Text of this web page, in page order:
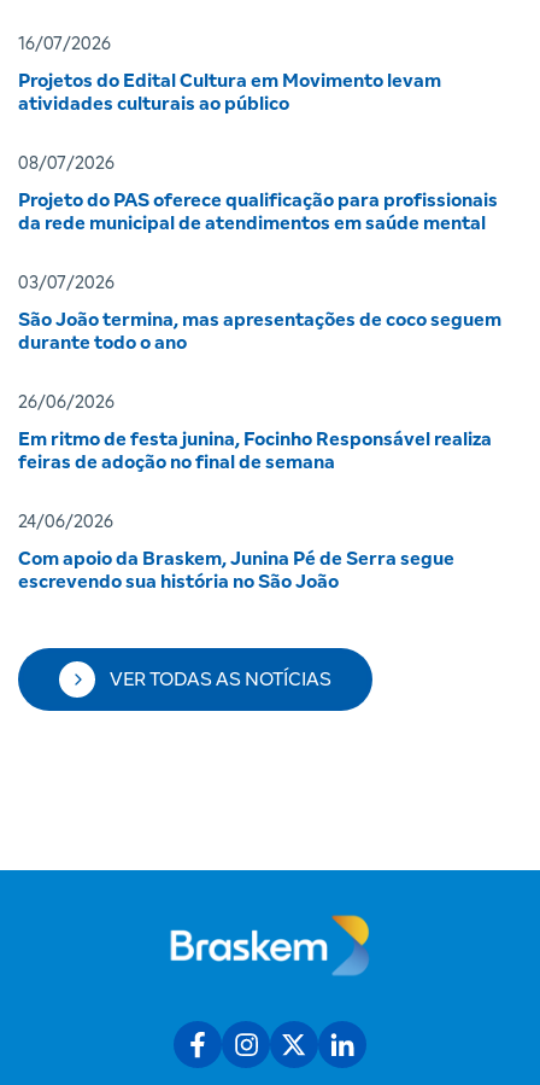
16/07/2026
Projetos do Edital Cultura em Movimento levam
atividades culturais ao público
08/07/2026
Projeto do PAS oferece qualificação para profissionais
da rede municipal de atendimentos em saúde mental
03/07/2026
São João termina, mas apresentações de coco seguem
durante todo o ano
26/06/2026
Em ritmo de festa junina, Focinho Responsável realiza
feiras de adoção no final de semana
24/06/2026
Com apoio da Braskem, Junina Pé de Serra segue
escrevendo sua história no São João
VER TODAS AS NOTÍCIAS